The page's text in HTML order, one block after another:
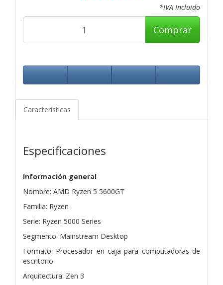
*IVA Incluido
Comprar
Características
Especificaciones
Información general
Nombre: AMD Ryzen 5 5600GT
Familia: Ryzen
Serie: Ryzen 5000 Series
Segmento: Mainstream Desktop
Formato: Procesador en caja para computadoras de
escritorio
Arquitectura: Zen 3